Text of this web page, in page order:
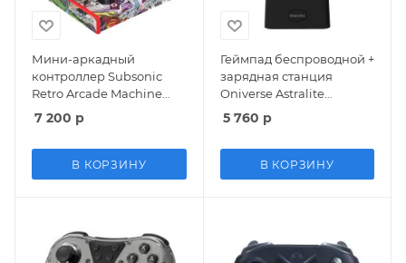
Мини-аркадный
контроллер Subsonic
Retro Arcade Machine
(SA5754) (Switch 2/Switch
Oled/Switch)
7 200 р
В КОРЗИНУ
Геймпад беспроводной +
зарядная станция
Oniverse Astralite
Controller Wireless
(802948) (Smoked White)
(Switch/IOS/Android/PC)
5 760 р
В КОРЗИНУ